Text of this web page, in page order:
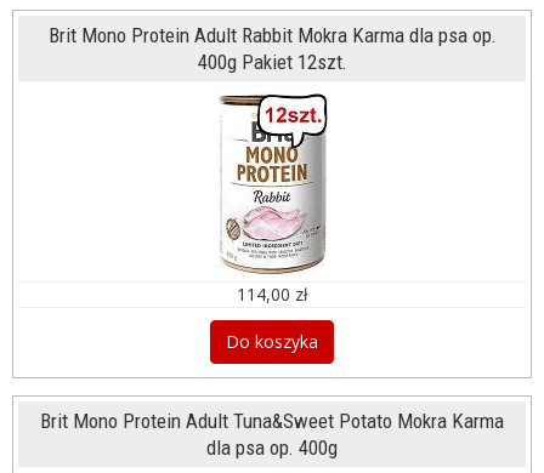
Brit Mono Protein Adult Rabbit Mokra Karma dla psa op.
400g Pakiet 12szt.
114,00 zł
Do koszyka
Brit Mono Protein Adult Tuna&Sweet Potato Mokra Karma
dla psa op. 400g